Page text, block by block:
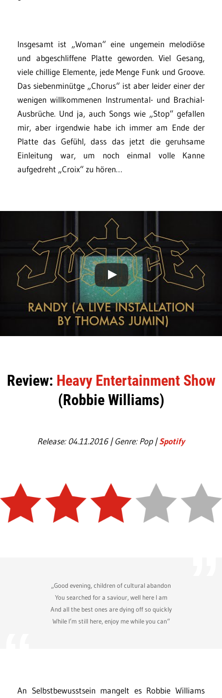
Insgesamt ist „Woman“ eine ungemein melodiöse
und abgeschliffene Platte geworden. Viel Gesang,
viele chillige Elemente, jede Menge Funk und Groove.
Das siebenminütge „Chorus“ ist aber leider einer der
wenigen willkommenen Instrumental- und Brachial-
Ausbrüche. Und ja, auch Songs wie „Stop“ gefallen
mir, aber irgendwie habe ich immer am Ende der
Platte das Gefühl, dass das jetzt die geruhsame
Einleitung war, um noch einmal volle Kanne
aufgedreht „Croix“ zu hören…
Review: Heavy Entertainment Show
(Robbie Williams)
Release: 04.11.2016 | Genre: Pop |Spotify
„Good evening, children of cultural abandon
You searched for a saviour, well here I am
And all the best ones are dying off so quickly
While I’m still here, enjoy me while you can“
An Selbstbewusstsein mangelt es Robbie Williams